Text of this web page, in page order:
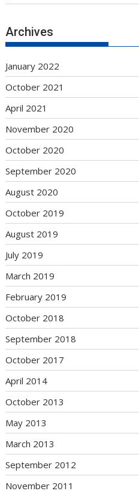
Archives
January 2022
October 2021
April 2021
November 2020
October 2020
September 2020
August 2020
October 2019
August 2019
July 2019
March 2019
February 2019
October 2018
September 2018
October 2017
April 2014
October 2013
May 2013
March 2013
September 2012
November 2011